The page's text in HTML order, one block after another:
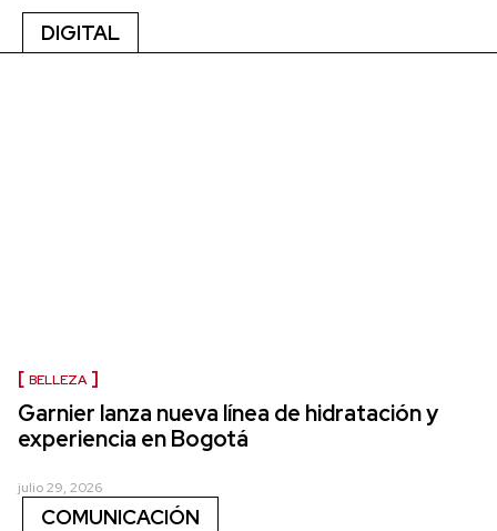
DIGITAL
BELLEZA
Garnier lanza nueva línea de hidratación y
experiencia en Bogotá
julio 29, 2026
COMUNICACIÓN